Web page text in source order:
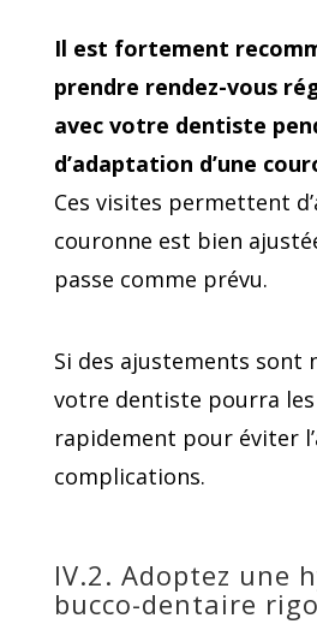
Il est fortement
prendre rendez-vous
avec votre dentiste
d’adaptation d’une
Ces visites permettent
couronne est bien
passe comme prévu.
Si des ajustements sont
votre dentiste pourra
rapidement pour éviter
complications.
IV.2. Adoptez une
bucco-dentaire